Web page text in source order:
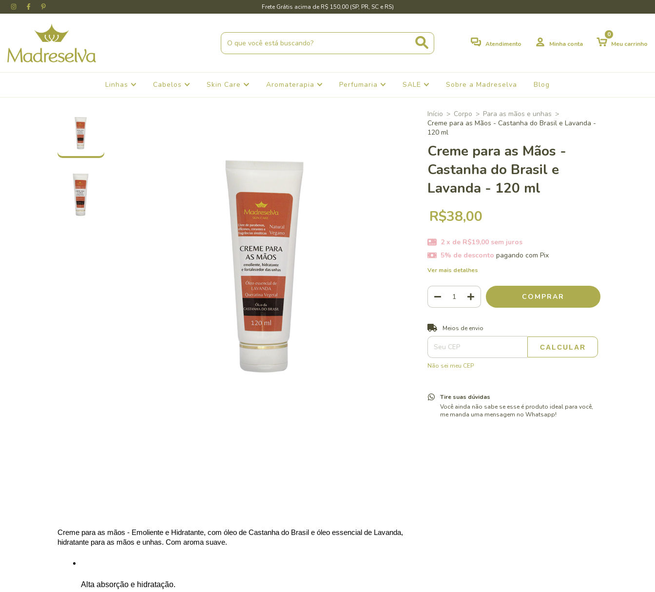
Frete Grátis acima de R$ 150,00 (SP, PR, SC e RS)
Atendimento Minha conta Meu carrinho
0
Linhas Cabelos Skin Care Aromaterapia Perfumaria SALE Sobre a Madreselva Blog
Creme para as mãos - Emoliente e Hidratante, com óleo de Castanha do Brasil e óleo essencial de Lavanda,
hidratante para as mãos e unhas. Com aroma suave.
Alta absorção e hidratação.
Início > Corpo > Para as mãos e unhas >
Creme para as Mãos - Castanha do Brasil e Lavanda -
120 ml
Creme para as Mãos -
Castanha do Brasil e
Lavanda - 120 ml
R$38,00
2 x de R$19,00 sem juros
5% de desconto pagando com Pix
Ver mais detalhes
Entregas para o CEP:
Meios de envio
CALCULAR
Não sei meu CEP
Tire suas dúvidas
Você ainda não sabe se esse é produto ideal para você,
me manda uma mensagem no Whatsapp!